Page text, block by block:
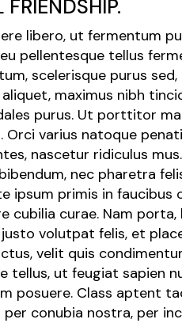
FRIENDSHIP.
libero, ut fermentum
pellentesque tellus
scelerisque purus
maximus nibh
purus. Ut porttitor
Orci varius natoque
nascetur ridiculus mus.
nec pharetra
ipsum primis in faucibus
cubilia curae. Nam
volutpat felis, et
velit quis
tellus, ut feugiat sapien
posuere. Class aptent
conubia nostra, per